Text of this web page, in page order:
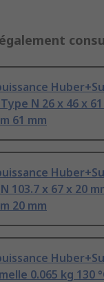
N 26 x 46 x
61 mm
103.7 x 67 x 20
20 mm
0.065 kg 130